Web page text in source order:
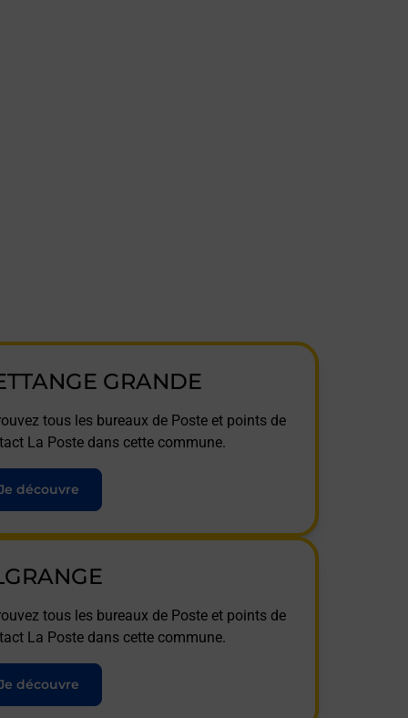
GRANDE
tous les bureaux de Poste et points de
La Poste dans cette commune.
découvre
tous les bureaux de Poste et points de
La Poste dans cette commune.
découvre